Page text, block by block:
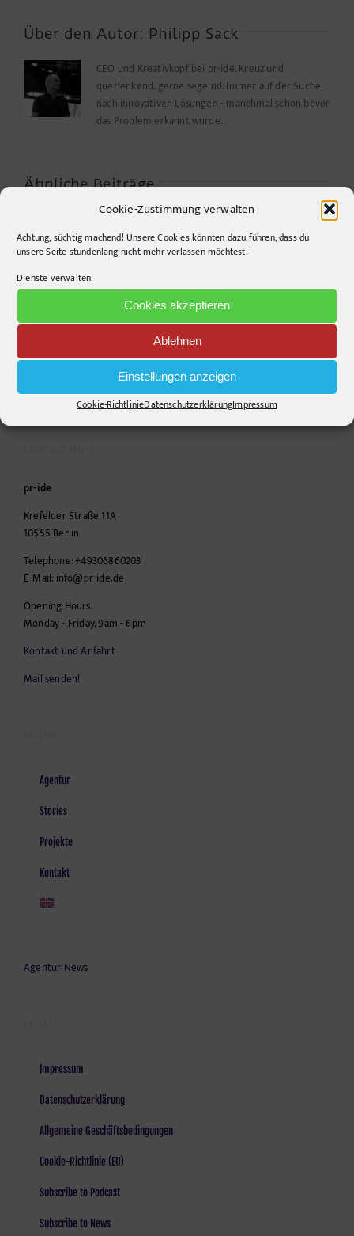
Cookie-Zustimmung verwalten
Achtung, süchtig machend! Unsere Cookies könnten dazu führen, dass du
unsere Seite stundenlang nicht mehr verlassen möchtest!
Dienste verwalten
Cookies akzeptieren
Ablehnen
Einstellungen anzeigen
Cookie-RichtlinieDatenschutzerklärungImpressum
…..
Über den Autor: Philipp Sack
CEO und Kreativkopf bei pr-ide. Kreuz und
querlenkend, gerne segelnd. Immer auf der Suche
nach innovativen Lösungen - manchmal schon bevor
das Problem erkannt wurde.
Ähnliche Beiträge
Warum die
dem Acker nicht im
Motorraum beginnt
dem Wendepunkt*
pr-ide
Krefelder Straße 11A
10555 Berlin
Telephone:+49306860203
E-Mail: info@pr-ide.de
Opening Hours:
Monday - Friday, 9am - 6pm
Kontakt und Anfahrt
Mail senden!
Agentur
Stories
Projekte
Kontakt
Agentur News
Impressum
Datenschutzerklärung
Allgemeine Geschäftsbedingungen
Cookie-Richtlinie (EU)
Subscribe to Podcast
Subscribe to News